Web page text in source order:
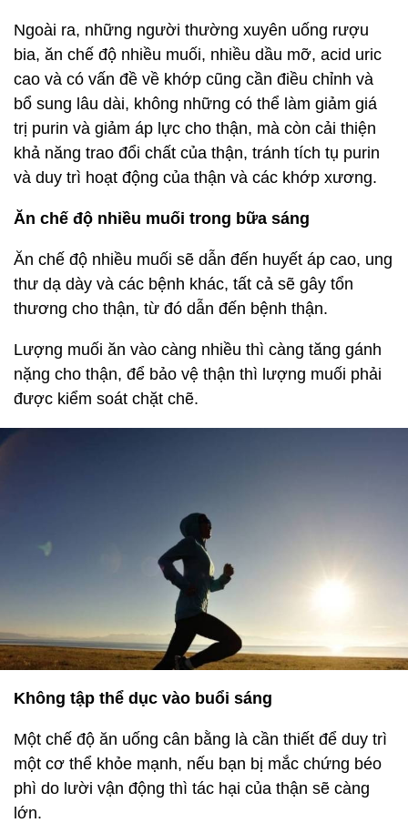
Ngoài ra, những người thường xuyên uống rượu
bia, ăn chế độ nhiều muối, nhiều dầu mỡ, acid uric
cao và có vấn đề về khớp cũng cần điều chỉnh và
bổ sung lâu dài, không những có thể làm giảm giá
trị purin và giảm áp lực cho thận, mà còn cải thiện
khả năng trao đổi chất của thận, tránh tích tụ purin
và duy trì hoạt động của thận và các khớp xương.
Ăn chế độ nhiều muối trong bữa sáng
Ăn chế độ nhiều muối sẽ dẫn đến huyết áp cao, ung
thư dạ dày và các bệnh khác, tất cả sẽ gây tổn
thương cho thận, từ đó dẫn đến bệnh thận.
Lượng muối ăn vào càng nhiều thì càng tăng gánh
nặng cho thận, để bảo vệ thận thì lượng muối phải
được kiểm soát chặt chẽ.
Không tập thể dục vào buổi sáng
Một chế độ ăn uống cân bằng là cần thiết để duy trì
một cơ thể khỏe mạnh, nếu bạn bị mắc chứng béo
phì do lười vận động thì tác hại của thận sẽ càng
lớn.